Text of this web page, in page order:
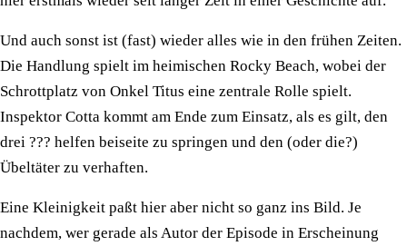
Und auch sonst ist (fast) wieder alles wie in den frühen Zeiten.
Die Handlung spielt im heimischen Rocky Beach, wobei der
Schrottplatz von Onkel Titus eine zentrale Rolle spielt.
Inspektor Cotta kommt am Ende zum Einsatz, als es gilt, den
drei ??? helfen beiseite zu springen und den (oder die?)
Übeltäter zu verhaften.
Eine Kleinigkeit paßt hier aber nicht so ganz ins Bild. Je
nachdem, wer gerade als Autor der Episode in Erscheinung